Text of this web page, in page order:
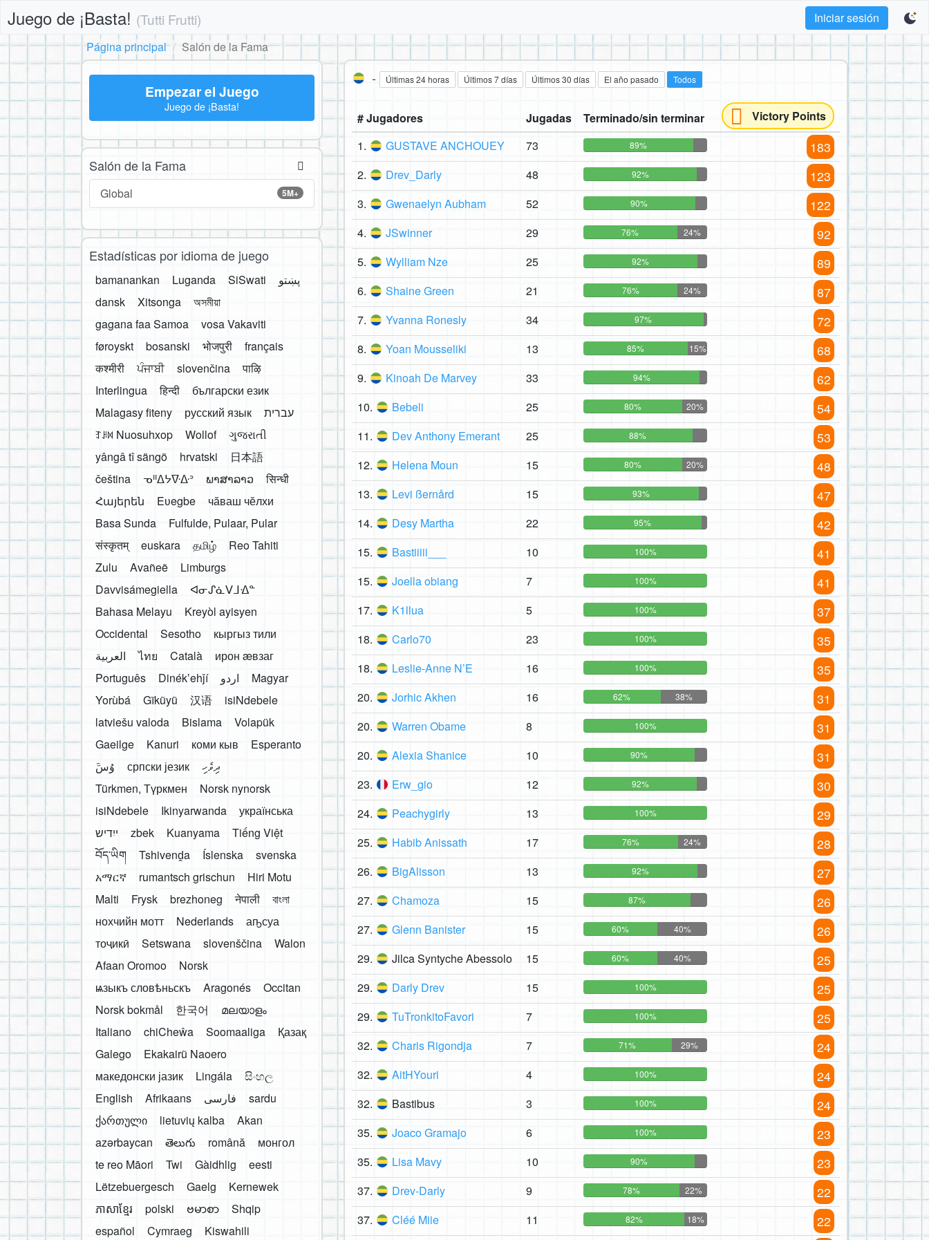
Juego de ¡Basta! (Tutti Frutti)
Iniciar sesión
Página principal
Salón de la Fama
- Últimas 24 horas Últimos 7 días Últimos 30 días El año pasado Todos
# Jugadores Jugadas Terminado/sin terminar
Victory Points
1.
GUSTAVE ANCHOUEY 73 89% 183
2. Drev_Darly 48 92% 123
3. Gwenaelyn Aubham 52 90% 122
4. JSwinner 29 76% 24% 92
5. Wylliam Nze 25 92% 89
6. Shaine Green 21 76% 24% 87
7. Yvanna Ronesly 34 97% 72
8. Yoan Mousseliki 13 85% 15% 68
9. Kinoah De Marvey 33 94% 62
10. Bebeli 25 80% 20% 54
11. Dev Anthony Emerant 25 88% 53
12. Helena Moun 15 80% 20% 48
13. Levi ßernård 15 93% 47
14. Desy Martha 22 95% 42
15. Bastiiiii___ 10 100% 41
15. Joella obiang 7 100% 41
17. K1llua 5 100% 37
18. Carlo70 23 100% 35
18. Leslie-Anne N’E 16 100% 35
20. Jorhic Akhen 16 62% 38% 31
20. Warren Obame 8 100% 31
20. Alexia Shanice 10 90% 31
23. Erw_gio 12 92% 30
24. Peachygirly 13 100% 29
25. Habib Anissath 17 76% 24% 28
26. BigAlisson 13 92% 27
27. Chamoza 15 87% 26
27. Glenn Banister 15 60% 40% 26
29. Jilca Syntyche Abessolo 15 60% 40% 25
29. Darly Drev 15 100% 25
29. TuTronkitoFavori 7 100% 25
32. Charis Rigondja 7 71% 29% 24
32. AitHYouri 4 100% 24
32. Bastibus 3 100% 24
35. Joaco Gramajo 6 100% 23
35. Lisa Mavy 10 90% 23
37. Drev-Darly 9 78% 22% 22
37. Cléé Miie 11 82% 18% 22
Empezar el Juego
Juego de ¡Basta!
Salón de la Fama
5M+
Global
Estadísticas por idioma de juego
bamanankan Luganda SiSwati
پښتو
dansk
Xitsonga
অসমীয়া
gagana faa Samoa
vosa Vakaviti
føroyskt
bosanski भोजपुरी
français
कश्मीरी
ਪੰਜਾਬੀ slovenčina
पाऴि
Interlingua
हिन्दी
български език
Malagasy fiteny
русский язык
עברית
ꆈꌠ꒿ Nuosuhxop
Wollof
ગુજરાતી
yângâ tî sängö
hrvatski
日本語
čeština
ᓀᐦᐃᔭᐍᐏᐣ ພາສາລາວ
सिन्धी
Հայերեն
Eʋegbe
чӑваш чӗлхи
Basa Sunda
Fulfulde, Pulaar, Pular
संस्कृतम्
euskara தமிழ்
Reo Tahiti
Zulu
Avañeẽ
Limburgs
Davvisámegiella
ᐊᓂᔑᓈᐯᒧᐎᓐ
Bahasa Melayu
Kreyòl ayisyen
Occidental
Sesotho
кыргыз тили
العربية
ไทย Català
ирон æвзаг
Português
Dinékʼehǰí اردو
Magyar
Yorùbá
Gĩkũyũ 汉语
isiNdebele
latviešu valoda
Bislama
Volapük
Gaeilge
Kanuri коми кыв
Esperanto
َوُسَ
српски језик
ދިވެހި
Türkmen, Түркмен
Norsk nynorsk
isiNdebele
Ikinyarwanda
українська
ייִדיש
zbek Kuanyama
Tiếng Việt
བོད་ཡིག
Tshivenḓa Íslenska
svenska
አማርኛ
rumantsch grischun
Hiri Motu
Malti
Frysk brezhoneg नेपाली
বাংলা
нохчийн мотт
Nederlands
аҧсуа
тоҷикӣ
Setswana slovenščina
Walon
Afaan Oromoo
Norsk
ѩзыкъ словѣньскъ
Aragonés
Occitan
Norsk bokmål
한국어
മലയാളം
Italiano
chiCheŵa Soomaaliga
Қазақ
Galego
Ekakairũ Naoero
македонски јазик
Lingála
සිංහල
English
Afrikaans فارسی
sardu
ქართული
lietuvių kalba
Akan
azərbaycan
తెలుగు română
монгол
te reo Māori
Twi Gàidhlig
eesti
Lëtzebuergesch
Gaelg
Kernewek
ភាសាខ្មែរ
polski ဗမာစာ
Shqip
español
Cymraeg
Kiswahili